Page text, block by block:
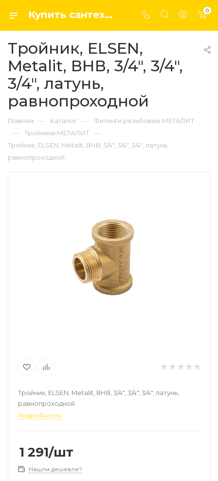
Купить сантехнику, системы отопление и водоснабжения оптом и в розницу в интернет-магазине elsen-opt.ru 0
Тройник, ELSEN,
Metalit, ВНВ, 3/4", 3/4",
3/4", латунь,
равнопроходной
Главная — Каталог — Фитинги резьбовые МЕТАЛИТ
— Тройники МЕТАЛИТ —
Тройник, ELSEN, Metalit, ВНВ, 3/4", 3/4", 3/4", латунь,
равнопроходной
Тройник, ELSEN, Metalit, ВНВ, 3/4", 3/4", 3/4", латунь,
равнопроходной
Подробности
1 291/шт
Нашли дешевле?